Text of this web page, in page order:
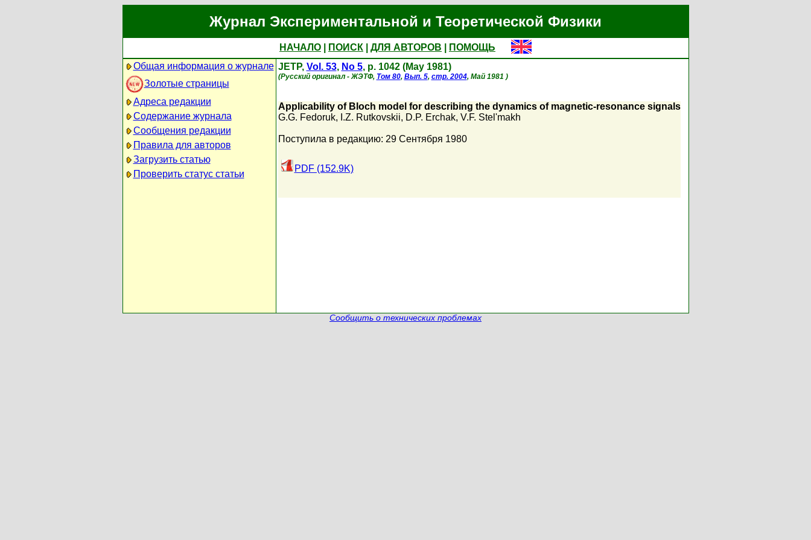
Журнал Экспериментальной и Теоретической Физики
НАЧАЛО ПОИСК ДЛЯ АВТОРОВ
ПОМОЩЬ
Общая информация о журнале
Золотые страницы
Адреса редакции
Содержание журнала
Сообщения редакции
Правила для авторов
Загрузить статью
Проверить статус статьи
JETP, Vol. 53, No 5, p. 1042 (May 1981)
(Русский оригинал - ЖЭТФ, Том 80, Вып. 5, стр. 2004, Май 1981 )
Applicability of Bloch model for describing the dynamics of magnetic-resonance signals
G.G. Fedoruk, I.Z. Rutkovskii, D.P. Erchak, V.F. Stel'makh
Поступила в редакцию: 29 Сентября 1980
PDF (152.9K)
Сообщить о технических проблемах